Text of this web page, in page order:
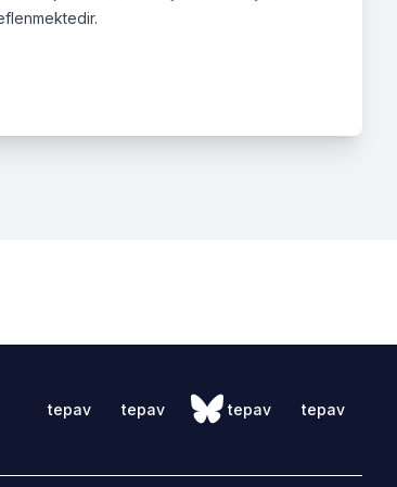
tepav tepav tepav tepav